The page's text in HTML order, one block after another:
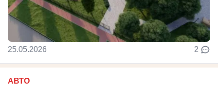
25.05.2026 2
АВТО